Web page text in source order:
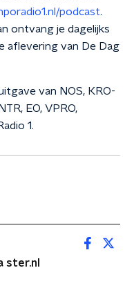
podcast.
ontvang je dagelijks
aflevering van De Dag
van NOS, KRO-
EO, VPRO,
1.
ster.nl